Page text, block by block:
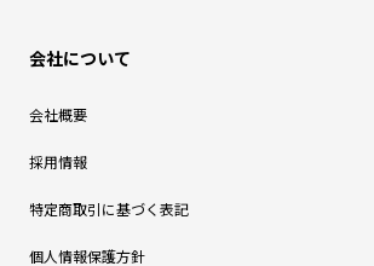
会社について
会社概要
採用情報
特定商取引に基づく表記
個人情報保護方針